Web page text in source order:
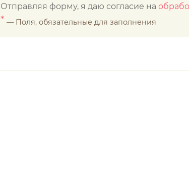
Отправляя форму, я даю согласие на
* — Поля, обязательные для заполнения